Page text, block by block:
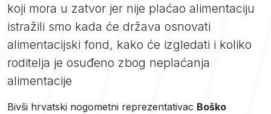
koji mora u zatvor jer nije plaćao alimentaciju
istražili smo kada će država osnovati
alimentacijski fond, kako će izgledati i koliko
roditelja je osuđeno zbog neplaćanja
alimentacije
Bivši hrvatski nogometni reprezentativac Boško